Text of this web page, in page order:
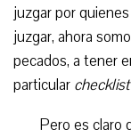
juzgar por
juzgar, ahora
pecados, a tener
particular checklist
Pero es claro